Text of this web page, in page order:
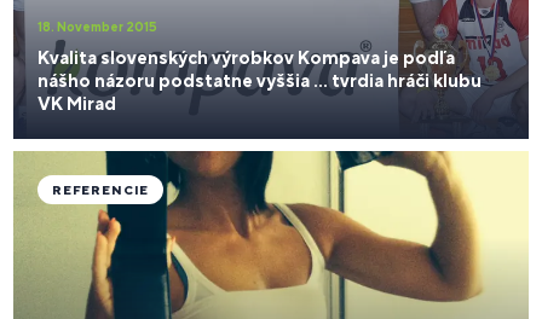
18. November 2015
Kvalita slovenských výrobkov Kompava je podľa
nášho názoru podstatne vyššia ... tvrdia hráči klubu
VK Mirad
REFERENCIE